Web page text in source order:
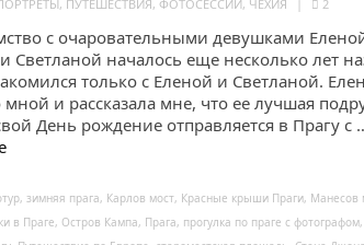
, ПУТЕШЕСТВИЯ, ФОТОСЕССИИ, ЧЕХИЯ | 2
с очаровательными девушками
Светланой началось еще несколько лет
только с Еленой и Светланой.
мной и рассказала мне, что ее лучшая
День рождение отправляется в Прагу с
, зимняя прага, Карлов мост, Красные крыши Праги, Манесов
в Праге, Остров Кампа, Прага, прогулка по праге с фотографом,